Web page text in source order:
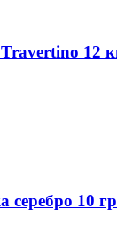
12
10 гр